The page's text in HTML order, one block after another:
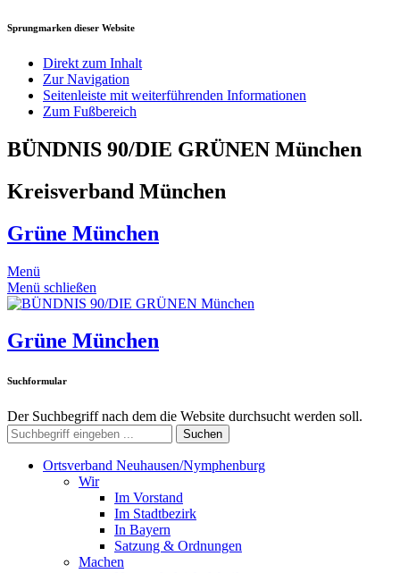
Sprungmarken dieser Website
Direkt zum Inhalt
Zur Navigation
Seitenleiste mit weiterführenden Informationen
Zum Fußbereich
BÜNDNIS 90/DIE GRÜNEN München
Kreisverband München
Grüne München
Menü
Menü schließen
Grüne München
Suchformular
Der Suchbegriff nach dem die Website durchsucht werden soll.
Suchen
Ortsverband Neuhausen/Nymphenburg
Wir
Im Vorstand
Im Stadtbezirk
In Bayern
Satzung & Ordnungen
Machen